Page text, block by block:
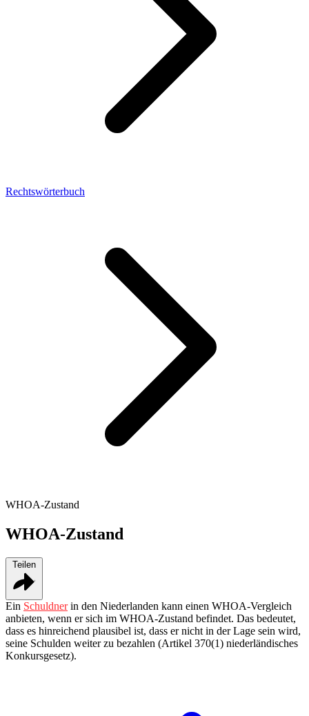
Rechtswörterbuch
WHOA-Zustand
WHOA-Zustand
Ein Schuldnerin den Niederlanden kann einen WHOA-Vergleich
anbieten, wenn er sich im WHOA-Zustand befindet. Das bedeutet,
dass es hinreichend plausibel ist, dass er nicht in der Lage sein wird,
seine Schulden weiter zu bezahlen (Artikel 370(1) niederländisches
Konkursgesetz).